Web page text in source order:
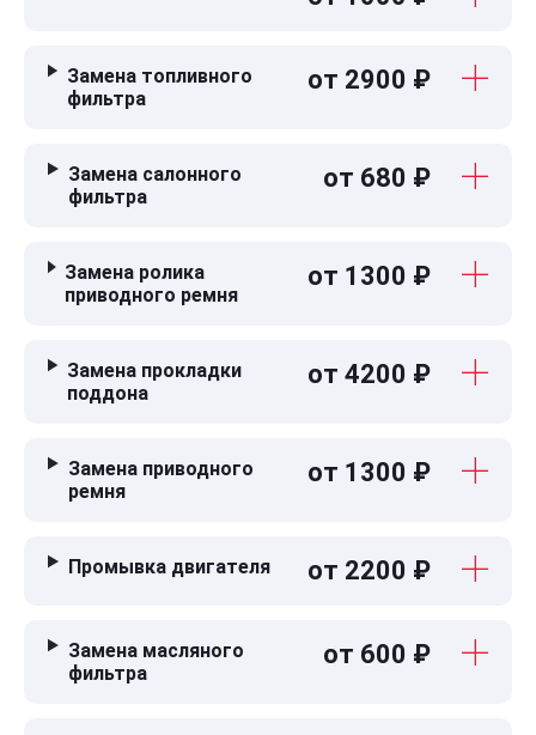
Замена топливного
фильтра
от 2900 ₽
Замена салонного
фильтра
от 680 ₽
Замена ролика
приводного ремня
от 1300 ₽
Замена прокладки
поддона
от 4200 ₽
Замена приводного
ремня
от 1300 ₽
Промывка двигателя от 2200 ₽
Замена масляного
фильтра
от 600 ₽